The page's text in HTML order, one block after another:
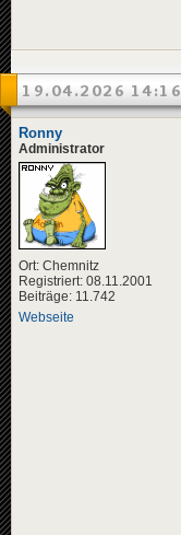
19.04.2026 14:16
Ronny
Administrator
Ort: Chemnitz
Registriert: 08.11.2001
Beiträge: 11.742
Webseite